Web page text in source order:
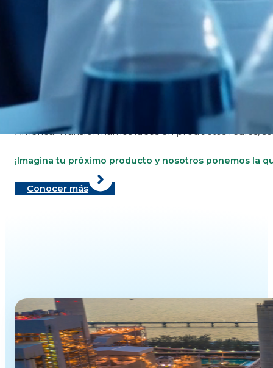
¿Quiénes somos?
Somos líderes en el desarrollo y distribución de
Con más de 70 años de experiencia, nuestra
América. Transformamos ideas en productos reales,
¡Imagina tu próximo producto y nosotros ponemos la
Conocer más